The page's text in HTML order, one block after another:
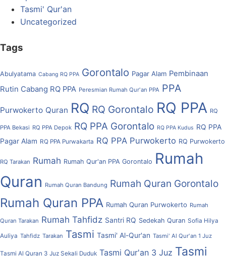
Tasmi' Qur'an
Uncategorized
Tags
Abulyatama Cabang RQ PPA Gorontalo Pagar Alam Pembinaan
Rutin Cabang RQ PPA Peresmian Rumah Qur'an PPA PPA
Purwokerto Quran RQ RQ Gorontalo RQ PPA RQ
PPA Bekasi RQ PPA Depok RQ PPA Gorontalo RQ PPA Kudus RQ PPA
Pagar Alam RQ PPA Purwakarta RQ PPA Purwokerto RQ Purwokerto
RQ Tarakan Rumah Rumah Qur'an PPA Gorontalo Rumah
Quran Rumah Quran Bandung Rumah Quran Gorontalo
Rumah Quran PPA Rumah Quran Purwokerto Rumah
Quran Tarakan Rumah Tahfidz Santri RQ Sedekah Quran Sofia Hilya
Auliya Tahfidz Tarakan Tasmi Tasmi' Al-Qur'an Tasmi' Al Qur'an 1 Juz
Tasmi Al Quran 3 Juz Sekali Duduk Tasmi Qur'an 3 Juz Tasmi